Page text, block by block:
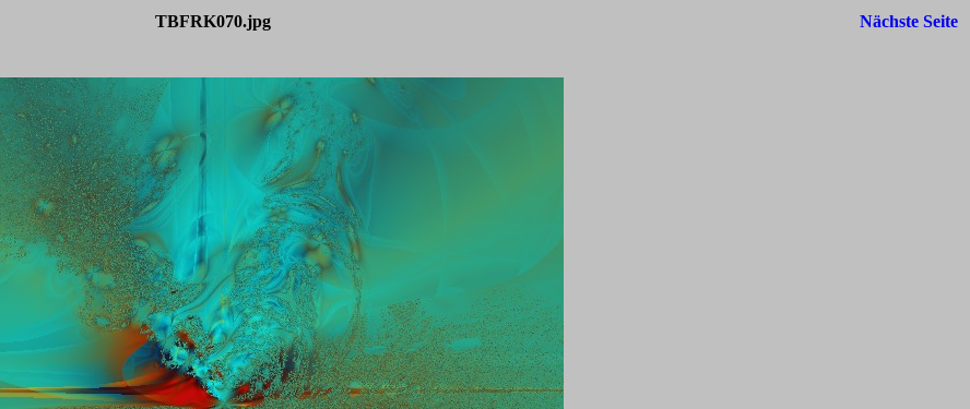
TBFRK070.jpg Nächste Seite